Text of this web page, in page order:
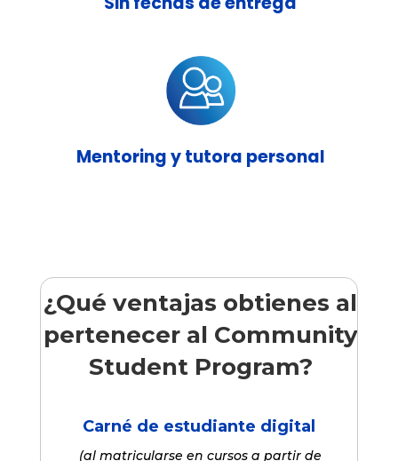
Mentoring y tutora personal
¿Qué ventajas obtienes al
pertenecer al Community
Student Program?
Carné de estudiante digital
(al matricularse en cursos a partir de